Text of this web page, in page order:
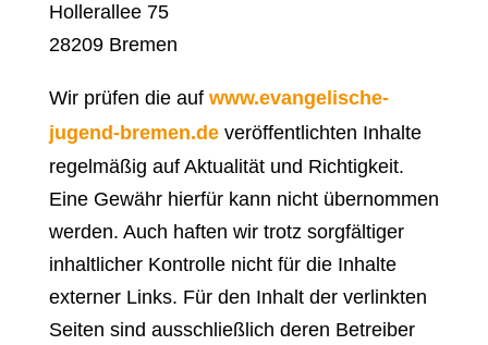
Hollerallee 75
28209 Bremen
Wir prüfen die auf www.evangelische-
jugend-bremen.deveröffentlichten Inhalte
regelmäßig auf Aktualität und Richtigkeit.
Eine Gewähr hierfür kann nicht übernommen
werden. Auch haften wir trotz sorgfältiger
inhaltlicher Kontrolle nicht für die Inhalte
externer Links. Für den Inhalt der verlinkten
Seiten sind ausschließlich deren Betreiber